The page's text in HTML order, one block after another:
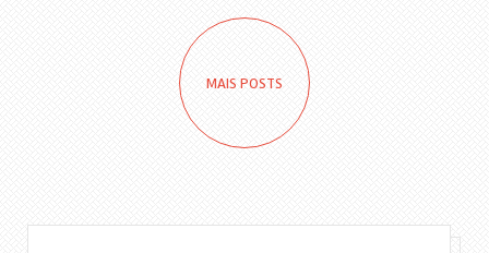
MAIS POSTS